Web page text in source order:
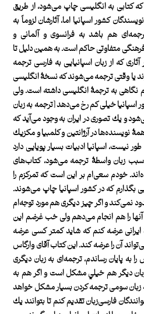
كتابی به انگليسی چاپ می‌شود، از طريق
كشور اسپانيا اما، آثارشان لزوماً به
هم باشد به فرانسوی و آلمانی و
متفاوتی حاكم است. به همين دليل تا
كه از زبان اسپانيايی به فارسی ترجمه
يا وقتی ترجمه می‌شوند كه نسخۀ انگليسی
نگاهی به ترجمۀ انگليسی داشته است. ولی
اسپانيا خيلی كم رخ می‌دهد [ترجمه به زبان
و يك تصوری در ايران به وجود می‌آيد كه
نويسنده‌ها در آرژانتين و كلمبيا و مكزيك
نيست، اسپانيا ادبيات بسيار پويایی دارد
سبب زبان واسطۀ ترجمه می‌شود، كتاب‌های
خودم سعی‌ام بر اين است كه تمركزم را
بگذارم كه در كشور اسپانيا چاپ می‌شوند.
نمی‌كند و اگر چيز ديگری هم مورد توجه‌ام
آنها را هم انجام می‌دهم ولی خب غرضم اين
ايرانی عرضه كنم‌ كه شايد كمتر كسی عرضه
آن را عرضه كند. اين كتاب آقای وارگاس
به پايان رساندم، ترجمه‌‌ای به زبان ديگری
ديگر هم خيلي مشكل است و اگر هم به
زبان سومی ترجمه كردن بسيار مشكل خواهد
فارسی‌زبان تقديم كنم تا بتوانند يك